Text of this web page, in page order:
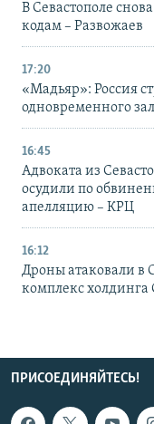
В Севастополе
кодам – Развожаев
17:20
«Мадьяр»: Россия
одновременного
16:45
Адвоката из
осудили по
апелляцию – КРЦ
16:12
Дроны атаковали в
комплекс
ПРИСОЕДИНЯЙТЕСЬ!